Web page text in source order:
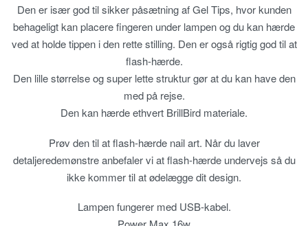
Den er især god til sikker påsætning af Gel Tips, hvor kunden
behageligt kan placere fingeren under lampen og du kan hærde
ved at holde tippen i den rette stilling. Den er også rigtig god til at
flash-hærde.
Den lille størrelse og super lette struktur gør at du kan have den
med på rejse.
Den kan hærde ethvert BrillBird materiale.
Prøv den til at flash-hærde nail art. Når du laver
detaljeredemønstre anbefaler vi at flash-hærde undervejs så du
ikke kommer til at ødelægge dit design.
Lampen fungerer med USB-kabel.